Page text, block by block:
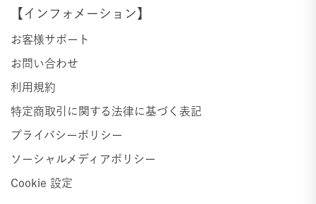
【インフォメーション】
お客様サポート
お問い合わせ
利用規約
特定商取引に関する法律に基づく表記
プライバシーポリシー
ソーシャルメディアポリシー
Cookie 設定